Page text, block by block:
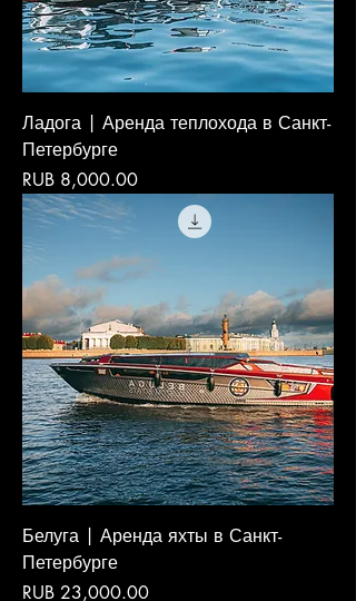
Ладога | Аренда теплохода в Санкт-
Петербурге
Price
RUB 8,000.00
Белуга | Аренда яхты в Санкт-
Петербурге
Price
RUB 23,000.00